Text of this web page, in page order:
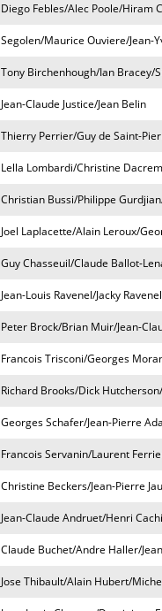
Diego Febles/Alec Poole/Hiram
Segolen/Maurice Ouviere/Jean-
Tony Birchenhough/Ian Bracey/
Jean-Claude Justice/Jean Belin
Thierry Perrier/Guy de Saint-
Lella Lombardi/Christine
Christian Bussi/Philippe
Joel Laplacette/Alain Leroux/
Guy Chasseuil/Claude Ballot-
Jean-Louis Ravenel/Jacky
Peter Brock/Brian Muir/Jean-
Francois Trisconi/Georges
Richard Brooks/Dick
Georges Schafer/Jean-Pierre
Francois Servanin/Laurent
Christine Beckers/Jean-Pierre
Jean-Claude Andruet/Henri
Claude Buchet/Andre Haller/
Jose Thibault/Alain Hubert/